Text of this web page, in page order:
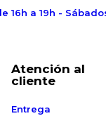
16h a 19h -
Atención al
cliente
Entrega